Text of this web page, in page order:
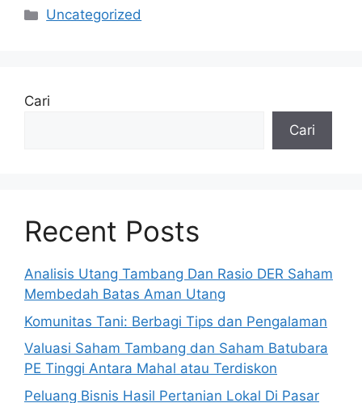
Kategori
Uncategorized
Cari
Cari
Recent Posts
Analisis Utang Tambang Dan Rasio DER Saham
Membedah Batas Aman Utang
Komunitas Tani: Berbagi Tips dan Pengalaman
Valuasi Saham Tambang dan Saham Batubara
PE Tinggi Antara Mahal atau Terdiskon
Peluang Bisnis Hasil Pertanian Lokal Di Pasar